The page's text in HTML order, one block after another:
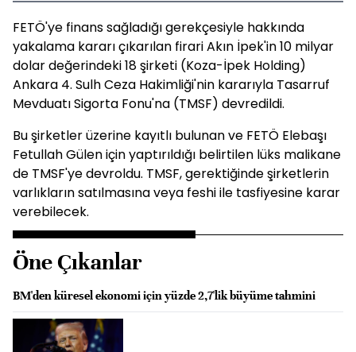
FETÖ'ye finans sağladığı gerekçesiyle hakkında
yakalama kararı çıkarılan firari Akın İpek'in 10 milyar
dolar değerindeki 18 şirketi (Koza-İpek Holding)
Ankara 4. Sulh Ceza Hakimliği'nin kararıyla Tasarruf
Mevduatı Sigorta Fonu'na (TMSF) devredildi.
Bu şirketler üzerine kayıtlı bulunan ve FETÖ Elebaşı
Fetullah Gülen için yaptırıldığı belirtilen lüks malikane
de TMSF'ye devroldu. TMSF, gerektiğinde şirketlerin
varlıkların satılmasına veya feshi ile tasfiyesine karar
verebilecek.
Öne Çıkanlar
BM'den küresel ekonomi için yüzde 2,7'lik büyüme tahmini